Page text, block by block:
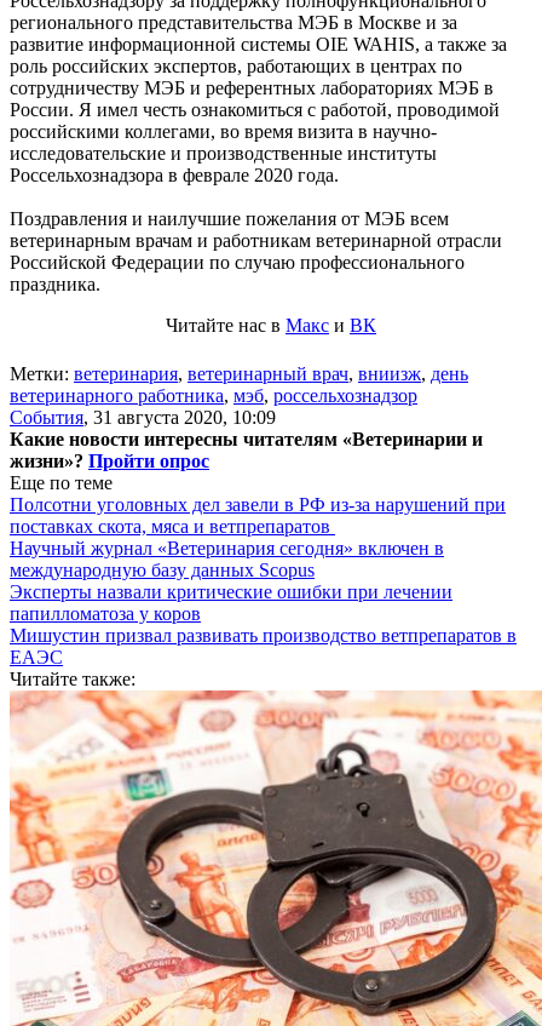
регионального представительства МЭБ в Москве и за
развитие информационной системы OIE WAHIS, а также за
роль российских экспертов, работающих в центрах по
сотрудничеству МЭБ и референтных лабораториях МЭБ в
России. Я имел честь ознакомиться с работой, проводимой
российскими коллегами, во время визита в научно-
исследовательские и производственные институты
Россельхознадзора в феврале 2020 года.
Поздравления и наилучшие пожелания от МЭБ всем
ветеринарным врачам и работникам ветеринарной отрасли
Российской Федерации по случаю профессионального
праздника.
Читайте нас в Макс и ВК
Метки: ветеринария, ветеринарный врач, вниизж, день
ветеринарного работника, мэб, россельхознадзор
События, 31 августа 2020, 10:09
Какие новости интересны читателям «Ветеринарии и
жизни»? Пройти опрос
Еще по теме
Полсотни уголовных дел завели в РФ из-за нарушений при
поставках скота, мяса и ветпрепаратов
Научный журнал «Ветеринария сегодня» включен в
международную базу данных Scopus
Эксперты назвали критические ошибки при лечении
папилломатоза у коров
Мишустин призвал развивать производство ветпрепаратов в
ЕАЭС
Читайте также: